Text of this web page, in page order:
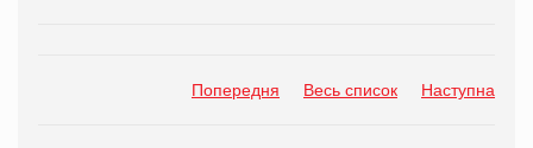
Попередня Весь список Наступна